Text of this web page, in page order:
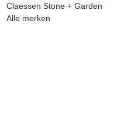
Claessen Stone + Garden
Alle merken